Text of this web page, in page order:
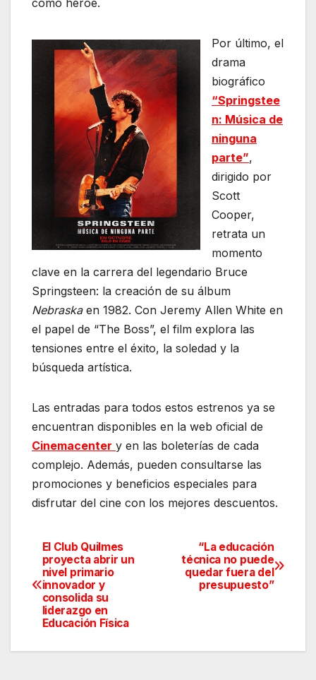
Por último, el
drama
biográfico
“Springstee
n: Música de
ninguna
parte”,
dirigido por
Scott
Cooper,
retrata un
momento
clave en la carrera del legendario Bruce
Springsteen: la creación de su álbum
Nebraskaen 1982. Con Jeremy Allen White en
el papel de “The Boss”, el film explora las
tensiones entre el éxito, la soledad y la
búsqueda artística.
Las entradas para todos estos estrenos ya se
encuentran disponibles en la web oficial de
Cinemacenter y en las boleterías de cada
complejo. Además, pueden consultarse las
promociones y beneficios especiales para
disfrutar del cine con los mejores descuentos.
Navegación
de
entradas
“La educación
técnica no puede
quedar fuera del
presupuesto”
El Club Quilmes
proyecta abrir un
nivel primario
innovador y
consolida su
liderazgo en
Educación Física